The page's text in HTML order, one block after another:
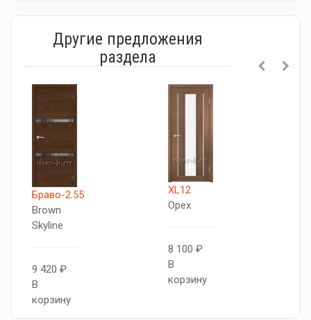
Другие предложения
раздела
Браво-2.55
Brown
Skyline
9 420 ₽
В
корзину
XL12
Орех
8 100 ₽
В
корзину